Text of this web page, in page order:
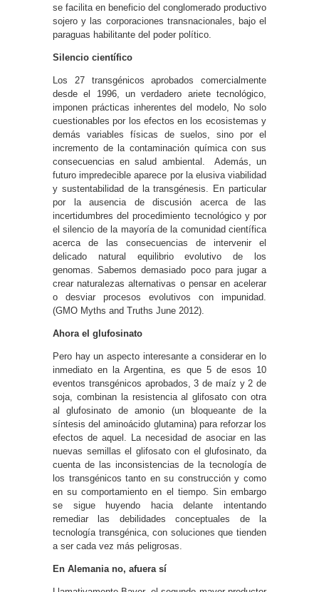
se facilita en beneficio del conglomerado productivo
sojero y las corporaciones transnacionales, bajo el
paraguas habilitante del poder político.
Silencio científico
Los 27 transgénicos aprobados comercialmente
desde el 1996, un verdadero ariete tecnológico,
imponen prácticas inherentes del modelo, No solo
cuestionables por los efectos en los ecosistemas y
demás variables físicas de suelos, sino por el
incremento de la contaminación química con sus
consecuencias en salud ambiental. Además, un
futuro impredecible aparece por la elusiva viabilidad
y sustentabilidad de la transgénesis. En particular
por la ausencia de discusión acerca de las
incertidumbres del procedimiento tecnológico y por
el silencio de la mayoría de la comunidad científica
acerca de las consecuencias de intervenir el
delicado natural equilibrio evolutivo de los
genomas. Sabemos demasiado poco para jugar a
crear naturalezas alternativas o pensar en acelerar
o desviar procesos evolutivos con impunidad.
(GMO Myths and Truths June 2012).
Ahora el glufosinato
Pero hay un aspecto interesante a considerar en lo
inmediato en la Argentina, es que 5 de esos 10
eventos transgénicos aprobados, 3 de maíz y 2 de
soja, combinan la resistencia al glifosato con otra
al glufosinato de amonio (un bloqueante de la
síntesis del aminoácido glutamina) para reforzar los
efectos de aquel. La necesidad de asociar en las
nuevas semillas el glifosato con el glufosinato, da
cuenta de las inconsistencias de la tecnología de
los transgénicos tanto en su construcción y como
en su comportamiento en el tiempo. Sin embargo
se sigue huyendo hacia delante intentando
remediar las debilidades conceptuales de la
tecnología transgénica, con soluciones que tienden
a ser cada vez más peligrosas.
En Alemania no, afuera sí